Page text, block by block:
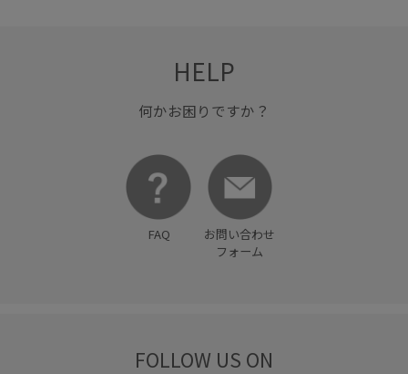
HELP
何かお困りですか？
FAQ
お問い合わせ
フォーム
FOLLOW US ON